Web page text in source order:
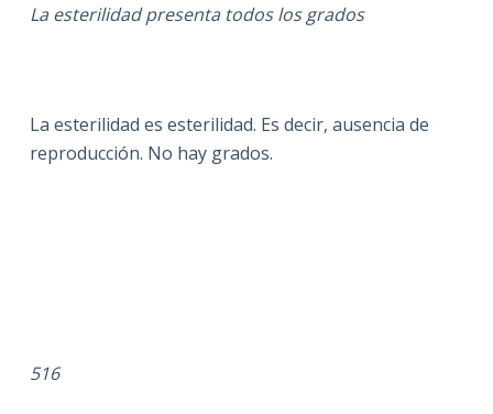
La esterilidad presenta todos los grados
La esterilidad es esterilidad. Es decir, ausencia de
reproducción. No hay grados.
516